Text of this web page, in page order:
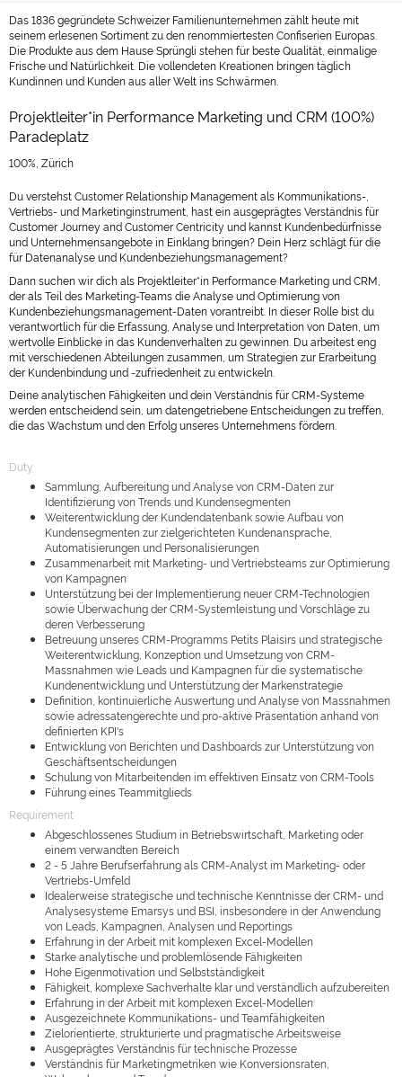
Das 1836 gegründete Schweizer Familienunternehmen zählt heute mit
seinem erlesenen Sortiment zu den renommiertesten Confiserien Europas.
Die Produkte aus dem Hause Sprüngli stehen für beste Qualität, einmalige
Frische und Natürlichkeit. Die vollendeten Kreationen bringen täglich
Kundinnen und Kunden aus aller Welt ins Schwärmen.
Projektleiter*in Performance Marketing und CRM (100%)
Paradeplatz
100%, Zürich
Du verstehst Customer Relationship Management als Kommunikations-,
Vertriebs- und Marketinginstrument, hast ein ausgeprägtes Verständnis für
Customer Journey and Customer Centricity und kannst Kundenbedürfnisse
und Unternehmensangebote in Einklang bringen? Dein Herz schlägt für die
für Datenanalyse und Kundenbeziehungsmanagement?
Dann suchen wir dich als Projektleiter*in Performance Marketing und CRM,
der als Teil des Marketing-Teams die Analyse und Optimierung von
Kundenbeziehungsmanagement-Daten vorantreibt. In dieser Rolle bist du
verantwortlich für die Erfassung, Analyse und Interpretation von Daten, um
wertvolle Einblicke in das Kundenverhalten zu gewinnen. Du arbeitest eng
mit verschiedenen Abteilungen zusammen, um Strategien zur Erarbeitung
der Kundenbindung und -zufriedenheit zu entwickeln.
Deine analytischen Fähigkeiten und dein Verständnis für CRM-Systeme
werden entscheidend sein, um datengetriebene Entscheidungen zu treffen,
die das Wachstum und den Erfolg unseres Unternehmens fördern.
Duty
Sammlung, Aufbereitung und Analyse von CRM-Daten zur
Identifizierung von Trends und Kundensegmenten
Weiterentwicklung der Kundendatenbank sowie Aufbau von
Kundensegmenten zur zielgerichteten Kundenansprache,
Automatisierungen und Personalisierungen
Zusammenarbeit mit Marketing- und Vertriebsteams zur Optimierung
von Kampagnen
Unterstützung bei der Implementierung neuer CRM-Technologien
sowie Überwachung der CRM-Systemleistung und Vorschläge zu
deren Verbesserung
Betreuung unseres CRM-Programms Petits Plaisirs und strategische
Weiterentwicklung, Konzeption und Umsetzung von CRM-
Massnahmen wie Leads und Kampagnen für die systematische
Kundenentwicklung und Unterstützung der Markenstrategie
Definition, kontinuierliche Auswertung und Analyse von Massnahmen
sowie adressatengerechte und pro-aktive Präsentation anhand von
definierten KPI's
Entwicklung von Berichten und Dashboards zur Unterstützung von
Geschäftsentscheidungen
Schulung von Mitarbeitenden im effektiven Einsatz von CRM-Tools
Führung eines Teammitglieds
Requirement
Abgeschlossenes Studium in Betriebswirtschaft, Marketing oder
einem verwandten Bereich
2 - 5 Jahre Berufserfahrung als CRM-Analyst im Marketing- oder
Vertriebs-Umfeld
Idealerweise strategische und technische Kenntnisse der CRM- und
Analysesysteme Emarsys und BSI, insbesondere in der Anwendung
von Leads, Kampagnen, Analysen und Reportings
Erfahrung in der Arbeit mit komplexen Excel-Modellen
Starke analytische und problemlösende Fähigkeiten
Hohe Eigenmotivation und Selbstständigkeit
Fähigkeit, komplexe Sachverhalte klar und verständlich aufzubereiten
Erfahrung in der Arbeit mit komplexen Excel-Modellen
Ausgezeichnete Kommunikations- und Teamfähigkeiten
Zielorientierte, strukturierte und pragmatische Arbeitsweise
Ausgeprägtes Verständnis für technische Prozesse
Verständnis für Marketingmetriken wie Konversionsraten,